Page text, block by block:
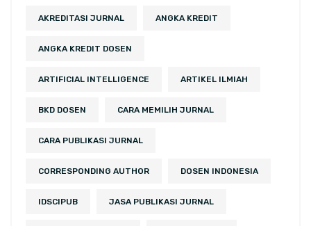
AKREDITASI JURNAL ANGKA KREDIT
ANGKA KREDIT DOSEN
ARTIFICIAL INTELLIGENCE ARTIKEL ILMIAH
BKD DOSEN CARA MEMILIH JURNAL
CARA PUBLIKASI JURNAL
CORRESPONDING AUTHOR DOSEN INDONESIA
IDSCIPUB JASA PUBLIKASI JURNAL